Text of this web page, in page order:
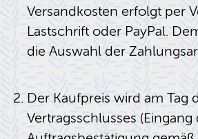
Versandkosten erfolgt per
Lastschrift oder PayPal.
die Auswahl der
Der Kaufpreis wird am Tag
Vertragsschlusses (Eingang